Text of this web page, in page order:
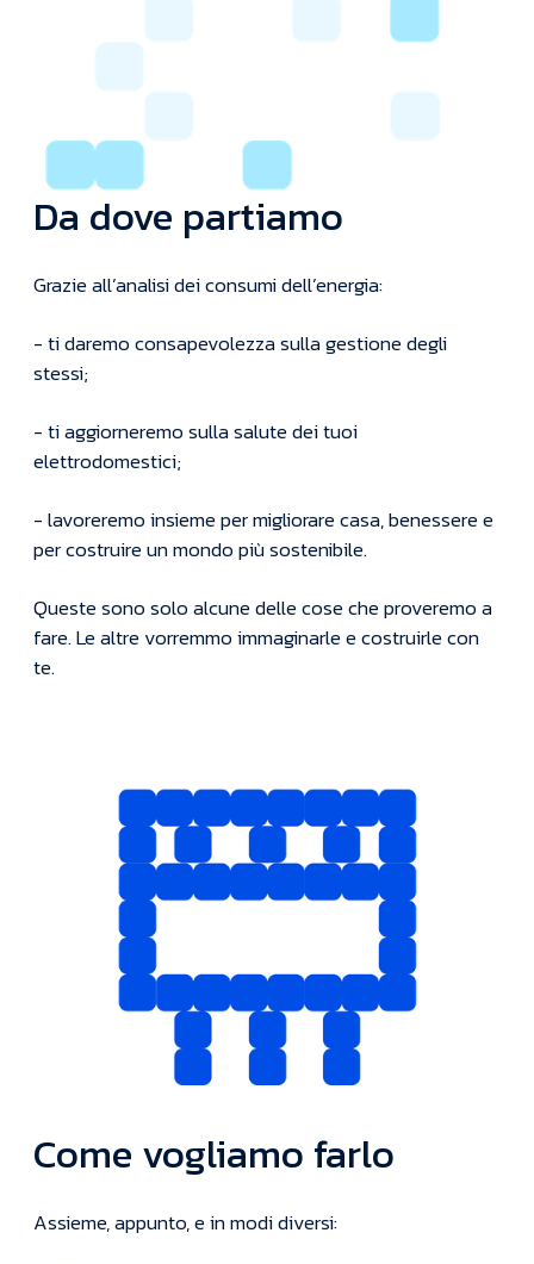
Da dove partiamo
Grazie all’analisi dei consumi dell’energia:
- ti daremo consapevolezza sulla gestione degli
stessi;
- ti aggiorneremo sulla salute dei tuoi
elettrodomestici;
- lavoreremo insieme per migliorare casa, benessere e
per costruire un mondo più sostenibile.
Queste sono solo alcune delle cose che proveremo a
fare. Le altre vorremmo immaginarle e costruirle con
te.
Come vogliamo farlo
Assieme, appunto, e in modi diversi: